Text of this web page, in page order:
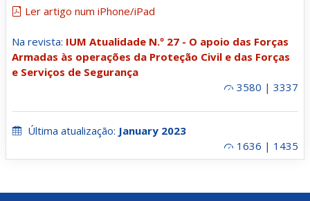
Ler artigo num iPhone/iPad
Na revista: IUM Atualidade N.º 27 - O apoio das Forças
Armadas às operações da Proteção Civil e das Forças
e Serviços de Segurança
3580 | 3337
Última atualização: January 2023
1636 | 1435